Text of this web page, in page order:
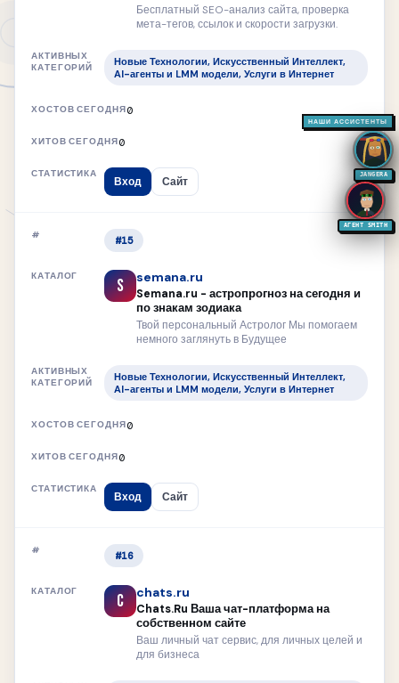
Бесплатный SEO-анализ сайта, проверка
мета-тегов, ссылок и скорости загрузки.
Новые Технологии, Искусственный Интеллект,
AI-агенты и LMM модели, Услуги в Интернет
0
0
Вход Сайт
#15
S semana.ru
Semana.ru - астропрогноз на сегодня и
по знакам зодиака
Твой персональный Астролог Мы помогаем
немного заглянуть в Будущее
Новые Технологии, Искусственный Интеллект,
AI-агенты и LMM модели, Услуги в Интернет
0
0
Вход Сайт
#16
C chats.ru
Chats.Ru Ваша чат-платформа на
собственном сайте
Ваш личный чат сервис, для личных целей и
для бизнеса
НАШИ АССИСТЕНТЫ
JANGERA
АГЕНТ SMITH